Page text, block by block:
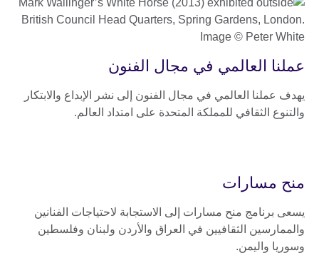
عملنا العالمي في مجال الفنون
يهدف عملنا العالمي في مجال الفنون إلى نشر الإبداع والابتكار
والتنوع الثقافي للمملكة المتحدة على امتداد العالم.
منح مسارات
يسعى برنامج منح مسارات إلى الاستجابة لاحتياجات الفنانين
والممارسين الثقافيين في العراق والأردن ولبنان وفلسطين
وسوريا واليمن.